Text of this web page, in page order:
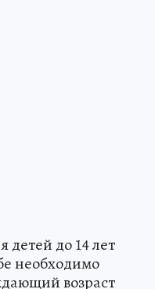
детей до 14 лет
необходимо
возраст